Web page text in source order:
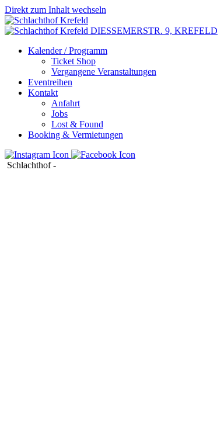
Direkt zum Inhalt wechseln
DIESSEMERSTR. 9, KREFELD
Kalender / Programm
Ticket Shop
Vergangene Veranstaltungen
Eventreihen
Kontakt
Anfahrt
Jobs
Lost & Found
Booking & Vermietungen
Schlachthof-